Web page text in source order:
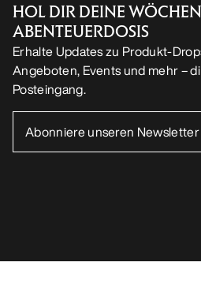
HOL DIR DEINE
ABENTEUERDOSIS
Erhalte Updates zu Produkt-
Angeboten, Events und mehr –
Posteingang.